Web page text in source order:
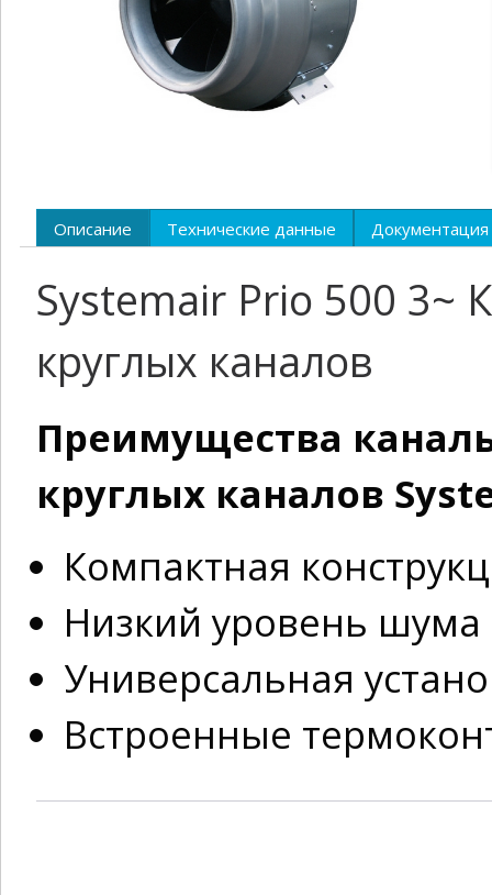
Описание Технические данные Документация
Systemair Prio 500 3~
круглых каналов
Преимущества
круглых каналов
Компактная
Низкий уровень шума
Универсальная
Встроенные